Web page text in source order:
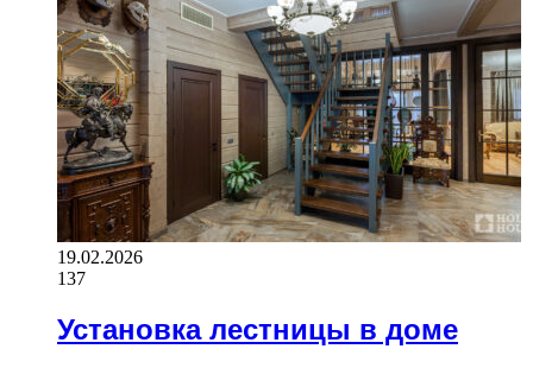
19.02.2026
137
Установка лестницы в доме